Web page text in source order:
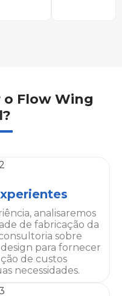
o Flow Wing
analisaremos
de fabricação da
sobre
para fornecer
de custos
necessidades.